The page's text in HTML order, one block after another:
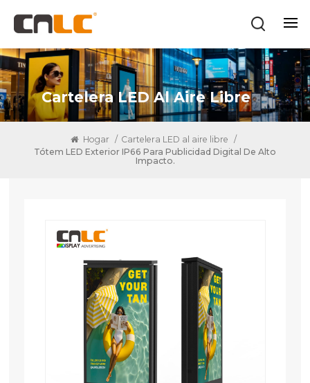
Cartelera LED Al Aire Libre
Hogar / Cartelera LED al aire libre /
Tótem LED Exterior IP66 Para Publicidad Digital De Alto
Impacto.